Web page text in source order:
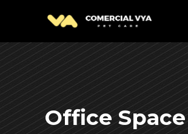
Office Space